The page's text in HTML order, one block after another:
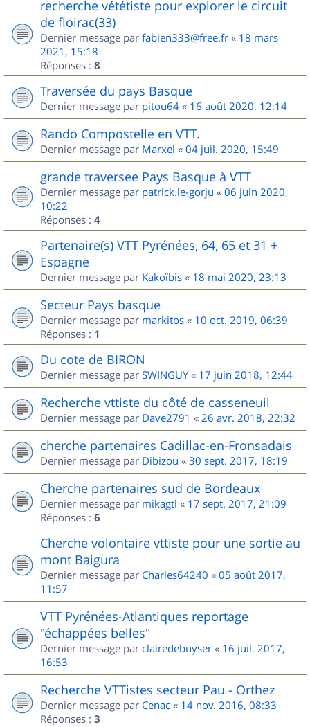
recherche vététiste pour explorer le circuit
de floirac(33)
Dernier message par fabien333@free.fr « 18 mars
2021, 15:18
Réponses : 8
Traversée du pays Basque
Dernier message par pitou64 « 16 août 2020, 12:14
Rando Compostelle en VTT.
Dernier message par Marxel « 04 juil. 2020, 15:49
grande traversee Pays Basque à VTT
Dernier message par patrick.le-gorju « 06 juin 2020,
10:22
Réponses : 4
Partenaire(s) VTT Pyrénées, 64, 65 et 31 +
Espagne
Dernier message par Kakoïbis « 18 mai 2020, 23:13
Secteur Pays basque
Dernier message par markitos « 10 oct. 2019, 06:39
Réponses : 1
Du cote de BIRON
Dernier message par SWINGUY« 17 juin 2018, 12:44
Recherche vttiste du côté de casseneuil
Dernier message par Dave2791 « 26 avr. 2018, 22:32
cherche partenaires Cadillac-en-Fronsadais
Dernier message par Dibizou « 30 sept. 2017, 18:19
Cherche partenaires sud de Bordeaux
Dernier message par mikagtl « 17 sept. 2017, 21:09
Réponses : 6
Cherche volontaire vttiste pour une sortie au
mont Baigura
Dernier message par Charles64240 « 05 août 2017,
11:57
VTT Pyrénées-Atlantiques reportage
"échappées belles"
Dernier message par clairedebuyser « 16 juil. 2017,
16:53
Recherche VTTistes secteur Pau - Orthez
Dernier message par Cenac « 14 nov. 2016, 08:33
Réponses : 3